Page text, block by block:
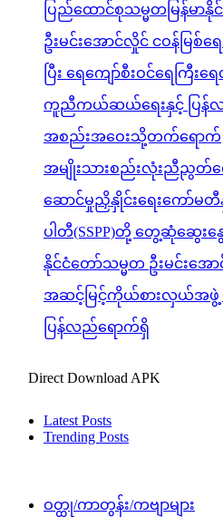
ပြည်ထောင်စုသမ္မတမြန်မာ
ဦးမင်းအောင်လှိုင် ငဝန်မြစ်
ပြီး ရေကျော်စီးဝင်ရေကြီ
ကူညီကယ်ဆယ်ရေးနှင့် ပြန်
အစည်းအဝေးသို့တက်ရောက်
အမျိုးသားစည်းလုံးညီညွတ်ရေး
ဆောင်မှုညှိနှိုင်းရေးကော်မတီ
ပါတီ(SSPP)တို့ တွေ့ဆုံဆွေးနွ
နိုင်ငံတော်သမ္မတ ဦးမင်းအေ
အဆင့်မြင့်ကိုယ်စားလှယ်အဖွဲ့ ထို
ပြန်လည်ရောက်ရှိ
Direct Download APK
Latest Posts
Trending Posts
ဝတ္ထု/ကာတွန်း/ကဗျာများ